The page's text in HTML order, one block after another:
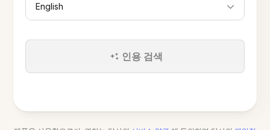
English
인용 검색